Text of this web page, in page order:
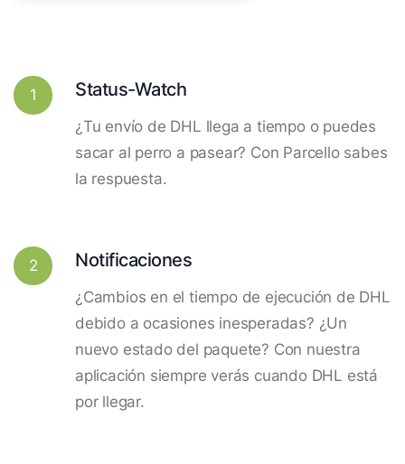
1 Status-Watch
¿Tu envío de DHL llega a tiempo o puedes
sacar al perro a pasear? Con Parcello sabes
la respuesta.
2 Notificaciones
¿Cambios en el tiempo de ejecución de DHL
debido a ocasiones inesperadas? ¿Un
nuevo estado del paquete? Con nuestra
aplicación siempre verás cuando DHL está
por llegar.